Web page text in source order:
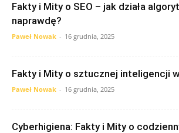
Fakty i Mity o SEO – jak działa
naprawdę?
Paweł Nowak - 16 grudnia, 2025
Fakty i Mity o sztucznej inteligencji
Paweł Nowak - 16 grudnia, 2025
Cyberhigiena: Fakty i Mity o